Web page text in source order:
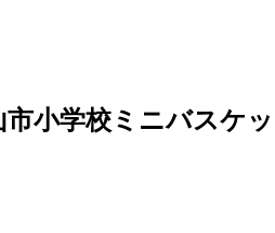
小学校ミニバスケ